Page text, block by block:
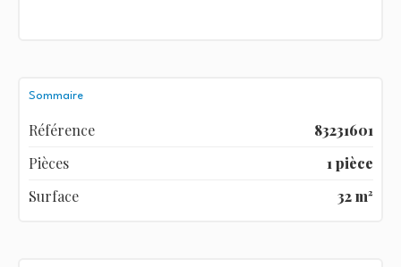
Sommaire
Référence
83231601
Pièces
1 pièce
Surface
32 m²